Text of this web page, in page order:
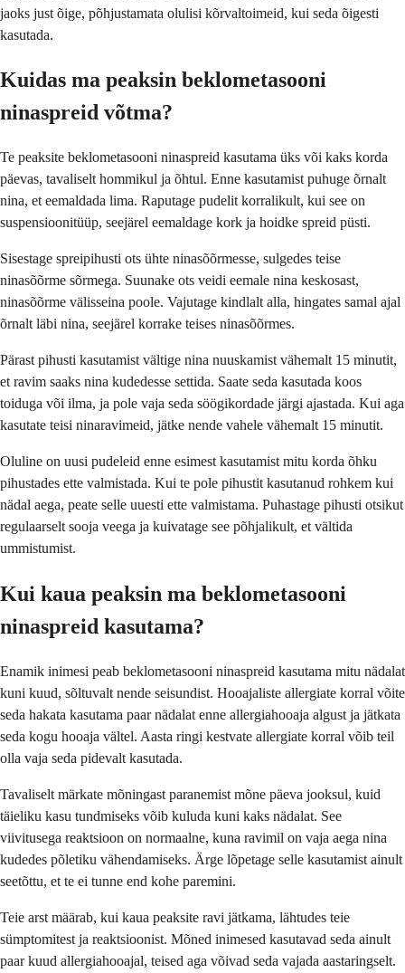
jaoks just õige, põhjustamata olulisi kõrvaltoimeid, kui seda õigesti
kasutada.
Kuidas ma peaksin beklometasooni
ninaspreid võtma?
Te peaksite beklometasooni ninaspreid kasutama üks või kaks korda
päevas, tavaliselt hommikul ja õhtul. Enne kasutamist puhuge õrnalt
nina, et eemaldada lima. Raputage pudelit korralikult, kui see on
suspensioonitüüp, seejärel eemaldage kork ja hoidke spreid püsti.
Sisestage spreipihusti ots ühte ninasõõrmesse, sulgedes teise
ninasõõrme sõrmega. Suunake ots veidi eemale nina keskosast,
ninasõõrme välisseina poole. Vajutage kindlalt alla, hingates samal ajal
õrnalt läbi nina, seejärel korrake teises ninasõõrmes.
Pärast pihusti kasutamist vältige nina nuuskamist vähemalt 15 minutit,
et ravim saaks nina kudedesse settida. Saate seda kasutada koos
toiduga või ilma, ja pole vaja seda söögikordade järgi ajastada. Kui aga
kasutate teisi ninaravimeid, jätke nende vahele vähemalt 15 minutit.
Oluline on uusi pudeleid enne esimest kasutamist mitu korda õhku
pihustades ette valmistada. Kui te pole pihustit kasutanud rohkem kui
nädal aega, peate selle uuesti ette valmistama. Puhastage pihusti otsikut
regulaarselt sooja veega ja kuivatage see põhjalikult, et vältida
ummistumist.
Kui kaua peaksin ma beklometasooni
ninaspreid kasutama?
Enamik inimesi peab beklometasooni ninaspreid kasutama mitu nädalat
kuni kuud, sõltuvalt nende seisundist. Hooajaliste allergiate korral võite
seda hakata kasutama paar nädalat enne allergiahooaja algust ja jätkata
seda kogu hooaja vältel. Aasta ringi kestvate allergiate korral võib teil
olla vaja seda pidevalt kasutada.
Tavaliselt märkate mõningast paranemist mõne päeva jooksul, kuid
täieliku kasu tundmiseks võib kuluda kuni kaks nädalat. See
viivitusega reaktsioon on normaalne, kuna ravimil on vaja aega nina
kudedes põletiku vähendamiseks. Ärge lõpetage selle kasutamist ainult
seetõttu, et te ei tunne end kohe paremini.
Teie arst määrab, kui kaua peaksite ravi jätkama, lähtudes teie
sümptomitest ja reaktsioonist. Mõned inimesed kasutavad seda ainult
paar kuud allergiahooajal, teised aga võivad seda vajada aastaringselt.